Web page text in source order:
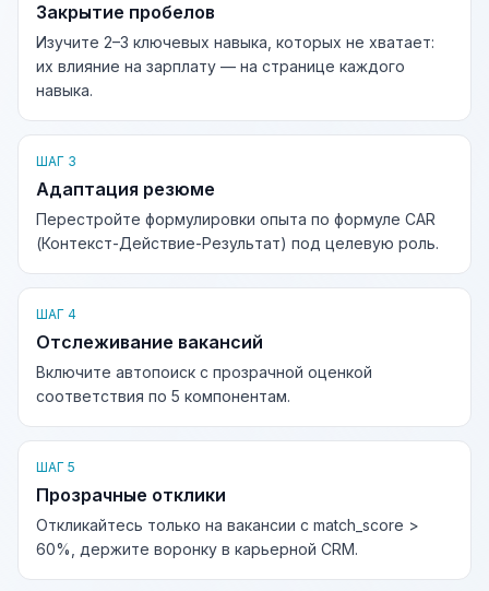
Закрытие пробелов
Изучите 2–3 ключевых навыка, которых не хватает:
их влияние на зарплату — на странице каждого
навыка.
ШАГ 3
Адаптация резюме
Перестройте формулировки опыта по формуле CAR
(Контекст-Действие-Результат) под целевую роль.
ШАГ 4
Отслеживание вакансий
Включите автопоиск с прозрачной оценкой
соответствия по 5 компонентам.
ШАГ 5
Прозрачные отклики
Откликайтесь только на вакансии с match_score >
60%, держите воронку в карьерной CRM.